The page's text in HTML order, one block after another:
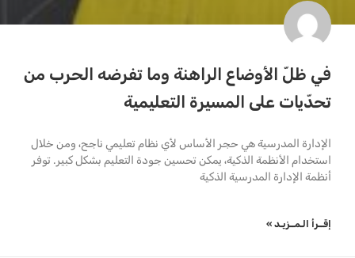
في ظلّ الأوضاع الراهنة وما تفرضه الحرب من
تحدّيات على المسيرة التعليمية
الإدارة المدرسية هي حجر الأساس لأي نظام تعليمي ناجح، ومن خلال
استخدام الأنظمة الذكية، يمكن تحسين جودة التعليم بشكل كبير. توفر
أنظمة الإدارة المدرسية الذكية
إقــرأ الـمــزيـد »